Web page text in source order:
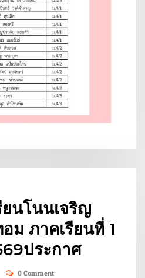
ยนโนนเจริญ
ม ภาคเรียนที่ 1
ประกาศ
0 Comment